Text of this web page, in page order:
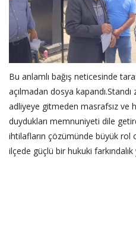
Bu anlamlı bağış neticesinde
açılmadan dosya
adliyeye gitmeden masrafsız ve
duydukları memnuniyeti dile
ihtilafların çözümünde büyük rol
ilçede güçlü bir hukuki